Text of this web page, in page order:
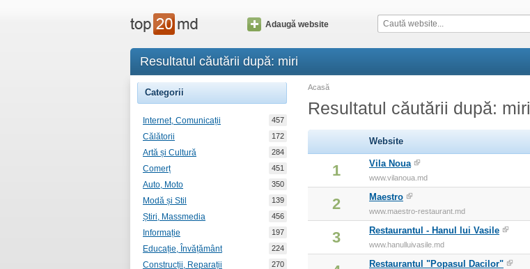
Adaugă website
Resultatul căutării după: miri
Categorii
Internet, Comunicații 457
Călătorii 172
Artă și Cultură 284
Comerț 451
Auto, Moto 350
Modă și Stil 139
Știri, Massmedia 456
Informație 197
Educație, Învățământ 224
Construcții, Reparații 270
Acasă
Resultatul căutării după: miri
Website
1 Vila Noua
www.vilanoua.md
2 Maestro
www.maestro-restaurant.md
3 Restaurantul - Hanul lui Vasile
www.hanulluivasile.md
Restaurantul "Popasul Dacilor"